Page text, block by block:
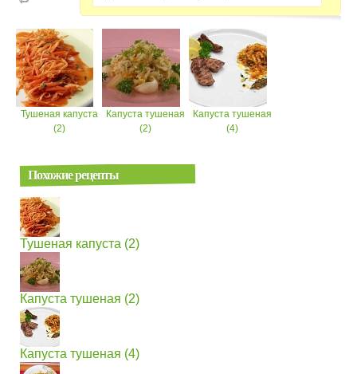
Тушеная капуста
(2)
Капуста тушеная
(2)
Капуста тушеная
(4)
Похожие рецепты
Тушеная капуста (2)
Капуста тушеная (2)
Капуста тушеная (4)